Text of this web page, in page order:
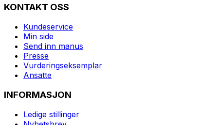
KONTAKT OSS
Kundeservice
Min side
Send inn manus
Presse
Vurderingseksemplar
Ansatte
INFORMASJON
Ledige stillinger